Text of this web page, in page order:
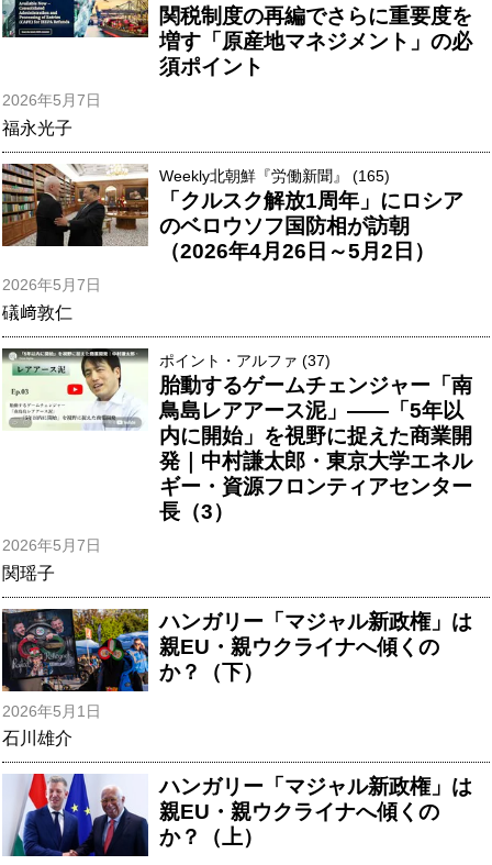
関税制度の再編でさらに重要度を
増す「原産地マネジメント」の必
須ポイント
2026年5月7日
福永光子
Weekly北朝鮮『労働新聞』 (165)
「クルスク解放1周年」にロシア
のベロウソフ国防相が訪朝
（2026年4月26日～5月2日）
2026年5月7日
礒﨑敦仁
ポイント・アルファ (37)
胎動するゲームチェンジャー「南
鳥島レアアース泥」――「5年以
内に開始」を視野に捉えた商業開
発｜中村謙太郎・東京大学エネル
ギー・資源フロンティアセンター
長（3）
2026年5月7日
関瑶子
ハンガリー「マジャル新政権」は
親EU・親ウクライナへ傾くの
か？（下）
2026年5月1日
石川雄介
ハンガリー「マジャル新政権」は
親EU・親ウクライナへ傾くの
か？（上）